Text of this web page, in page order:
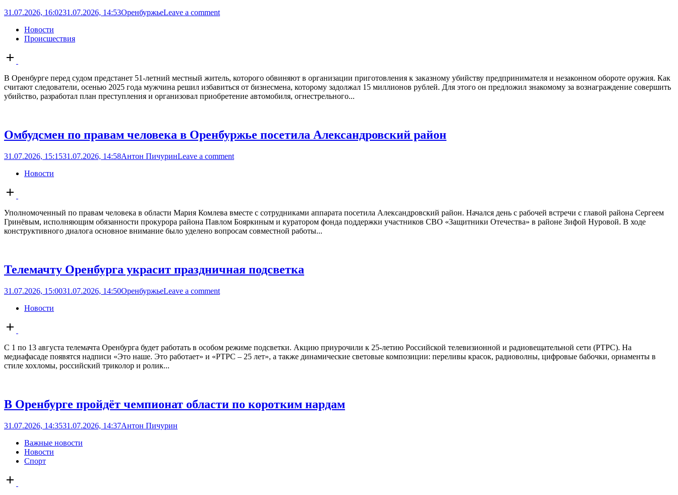
31.07.2026, 16:0231.07.2026, 14:53ОренбуржьеLeave a comment
Новости
Происшествия
Open
post
В Оренбурге перед судом предстанет 51-летний местный житель, которого обвиняют в организации приготовления к заказному убийству предпринимателя и незаконном обороте оружия. Как
считают следователи, осенью 2025 года мужчина решил избавиться от бизнесмена, которому задолжал 15 миллионов рублей. Для этого он предложил знакомому за вознаграждение совершить
убийство, разработал план преступления и организовал приобретение автомобиля, огнестрельного...
Омбудсмен по правам человека в Оренбуржье посетила Александровский район
31.07.2026, 15:1531.07.2026, 14:58Антон ПичуринLeave a comment
Новости
Open
post
Уполномоченный по правам человека в области Мария Комлева вместе с сотрудниками аппарата посетила Александровский район. Начался день с рабочей встречи с главой района Сергеем
Гринёвым, исполняющим обязанности прокурора района Павлом Бояркиным и куратором фонда поддержки участников СВО «Защитники Отечества» в районе Зифой Нуровой. В ходе
конструктивного диалога основное внимание было уделено вопросам совместной работы...
Телемачту Оренбурга украсит праздничная подсветка
31.07.2026, 15:0031.07.2026, 14:50ОренбуржьеLeave a comment
Новости
Open
post
С 1 по 13 августа телемачта Оренбурга будет работать в особом режиме подсветки. Акцию приурочили к 25-летию Российской телевизионной и радиовещательной сети (РТРС). На
медиафасаде появятся надписи «Это наше. Это работает» и «РТРС – 25 лет», а также динамические световые композиции: переливы красок, радиоволны, цифровые бабочки, орнаменты в
стиле хохломы, российский триколор и ролик...
В Оренбурге пройдёт чемпионат области по коротким нардам
31.07.2026, 14:3531.07.2026, 14:37Антон Пичурин
Важные новости
Новости
Спорт
Open
post